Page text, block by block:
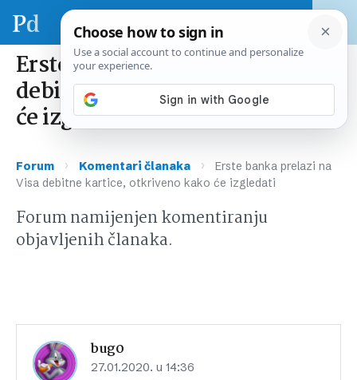
Erste banka prelazi na Visa
debitne kartice, otkriveno kako
će izgledati
Forum › Komentari članaka ›
Erste banka prelazi na
Visa debitne kartice, otkriveno kako će izgledati
Forum namijenjen komentiranju
objavljenih članaka.
bug0
27.01.2020. u 14:36